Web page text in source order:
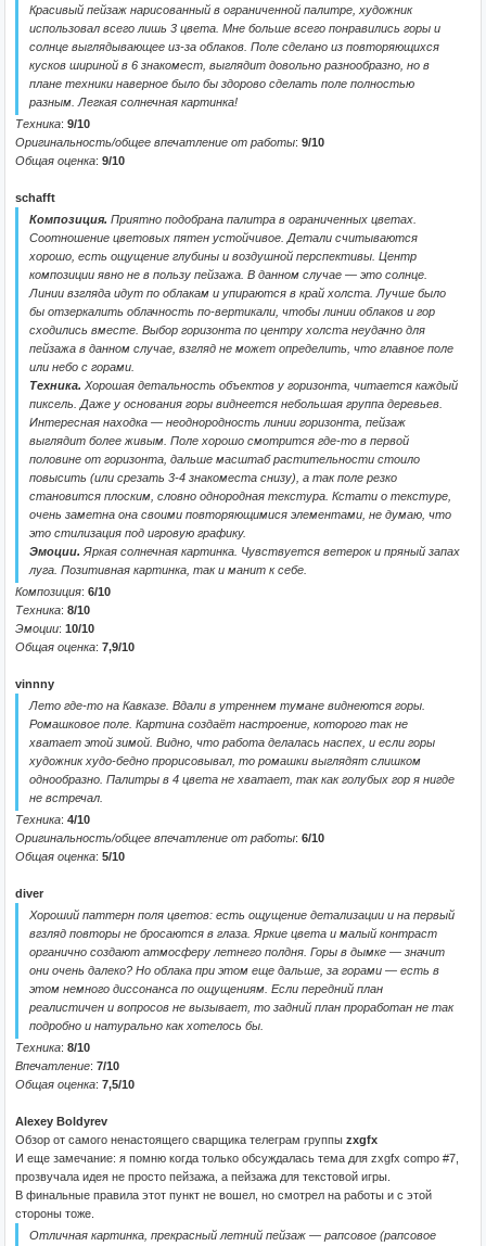
Красивый пейзаж нарисованный в ограниченной палитре, художник
использовал всего лишь 3 цвета. Мне больше всего понравились горы и
солнце выглядывающее из-за облаков. Поле сделано из повторяющихся
кусков шириной в 6 знакомест, выглядит довольно разнообразно, но в
плане техники наверное было бы здорово сделать поле полностью
разным. Легкая солнечная картинка!
Техника: 9/10
Оригинальность/общее впечатление от работы: 9/10
Общая оценка: 9/10
schafft
Композиция. Приятно подобрана палитра в ограниченных цветах.
Соотношение цветовых пятен устойчивое. Детали считываются
хорошо, есть ощущение глубины и воздушной перспективы. Центр
композиции явно не в пользу пейзажа. В данном случае — это солнце.
Линии взгляда идут по облакам и упираются в край холста. Лучше было
бы отзеркалить облачность по-вертикали, чтобы линии облаков и гор
сходились вместе. Выбор горизонта по центру холста неудачно для
пейзажа в данном случае, взгляд не может определить, что главное поле
или небо с горами.
Техника. Хорошая детальность объектов у горизонта, читается каждый
пиксель. Даже у основания горы виднеется небольшая группа деревьев.
Интересная находка — неоднородность линии горизонта, пейзаж
выглядит более живым. Поле хорошо смотрится где-то в первой
половине от горизонта, дальше масштаб растительности стоило
повысить (или срезать 3-4 знакоместа снизу), а так поле резко
становится плоским, словно однородная текстура. Кстати о текстуре,
очень заметна она своими повторяющимися элементами, не думаю, что
это стилизация под игровую графику.
Эмоции. Яркая солнечная картинка. Чувствуется ветерок и пряный запах
луга. Позитивная картинка, так и манит к себе.
Композиция: 6/10
Техника: 8/10
Эмоции: 10/10
Общая оценка: 7,9/10
vinnny
Лето где-то на Кавказе. Вдали в утреннем тумане виднеются горы.
Ромашковое поле. Картина создаёт настроение, которого так не
хватает этой зимой. Видно, что работа делалась наспех, и если горы
художник худо-бедно прорисовывал, то ромашки выглядят слишком
однообразно. Палитры в 4 цвета не хватает, так как голубых гор я нигде
не встречал.
Техника: 4/10
Оригинальность/общее впечатление от работы: 6/10
Общая оценка: 5/10
diver
Хороший паттерн поля цветов: есть ощущение детализации и на первый
вгзляд повторы не бросаются в глаза. Яркие цвета и малый контраст
органично создают атмосферу летнего полдня. Горы в дымке — значит
они очень далеко? Но облака при этом еще дальше, за горами — есть в
этом немного диссонанса по ощущениям. Если передний план
реалистичен и вопросов не вызывает, то задний план проработан не так
подробно и натурально как хотелось бы.
Техника: 8/10
Впечатление: 7/10
Общая оценка: 7,5/10
Alexey Boldyrev
Обзор от самого ненастоящего сварщика телеграм группы zxgfx
И еще замечание: я помню когда только обсуждалась тема для zxgfx compo #7,
прозвучала идея не просто пейзажа, а пейзажа для текстовой игры.
В финальные правила этот пункт не вошел, но смотрел на работы и с этой
стороны тоже.
Отличная картинка, прекрасный летний пейзаж — рапсовое (рапсовое